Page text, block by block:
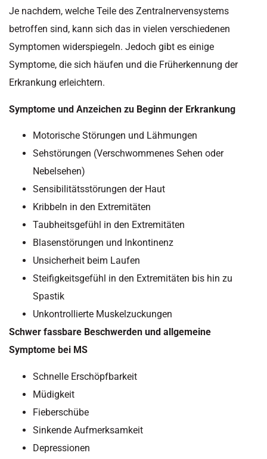
Je nachdem, welche Teile des Zentralnervensystems
betroffen sind, kann sich das in vielen verschiedenen
Symptomen widerspiegeln. Jedoch gibt es einige
Symptome, die sich häufen und die Früherkennung der
Erkrankung erleichtern.
Symptome und Anzeichen zu Beginn der Erkrankung
Motorische Störungen und Lähmungen
Sehstörungen (Verschwommenes Sehen oder
Nebelsehen)
Sensibilitätsstörungen der Haut
Kribbeln in den Extremitäten
Taubheitsgefühl in den Extremitäten
Blasenstörungen und Inkontinenz
Unsicherheit beim Laufen
Steifigkeitsgefühl in den Extremitäten bis hin zu
Spastik
Unkontrollierte Muskelzuckungen
Schwer fassbare Beschwerden und allgemeine
Symptome bei MS
Schnelle Erschöpfbarkeit
Müdigkeit
Fieberschübe
Sinkende Aufmerksamkeit
Depressionen